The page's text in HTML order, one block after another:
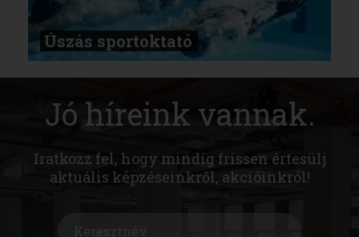
Úszás sportoktató
Jó híreink vannak.
Iratkozz fel, hogy mindig frissen értesülj
aktuális képzéseinkről, akcióinkról!